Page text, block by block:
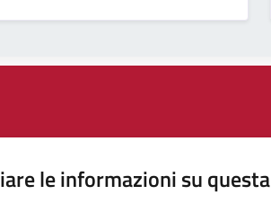
le informazioni su questa